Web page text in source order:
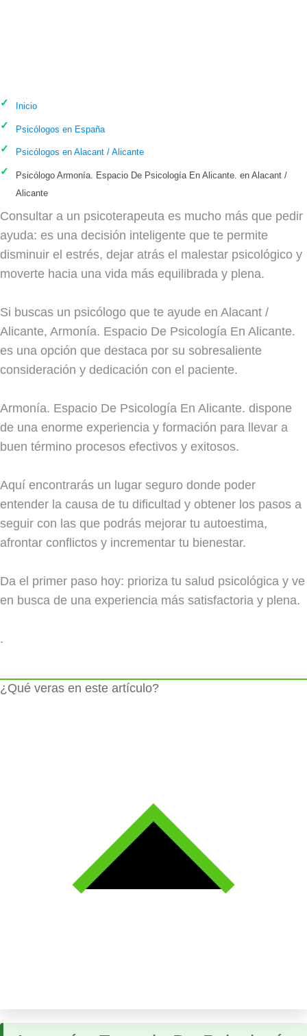
Inicio
Psicólogos en España
Psicólogos en Alacant / Alicante
Psicólogo Armonía. Espacio De Psicología En Alicante. en Alacant /
Alicante
Consultar a un psicoterapeuta es mucho más que pedir
ayuda: es una decisión inteligente que te permite
disminuir el estrés, dejar atrás el malestar psicológico y
moverte hacia una vida más equilibrada y plena.
Si buscas un psicólogo que te ayude en Alacant /
Alicante, Armonía. Espacio De Psicología En Alicante.
es una opción que destaca por su sobresaliente
consideración y dedicación con el paciente.
Armonía. Espacio De Psicología En Alicante. dispone
de una enorme experiencia y formación para llevar a
buen término procesos efectivos y exitosos.
Aquí encontrarás un lugar seguro donde poder
entender la causa de tu dificultad y obtener los pasos a
seguir con las que podrás mejorar tu autoestima,
afrontar conflictos y incrementar tu bienestar.
Da el primer paso hoy: prioriza tu salud psicológica y ve
en busca de una experiencia más satisfactoria y plena.
.
¿Qué veras en este artículo?